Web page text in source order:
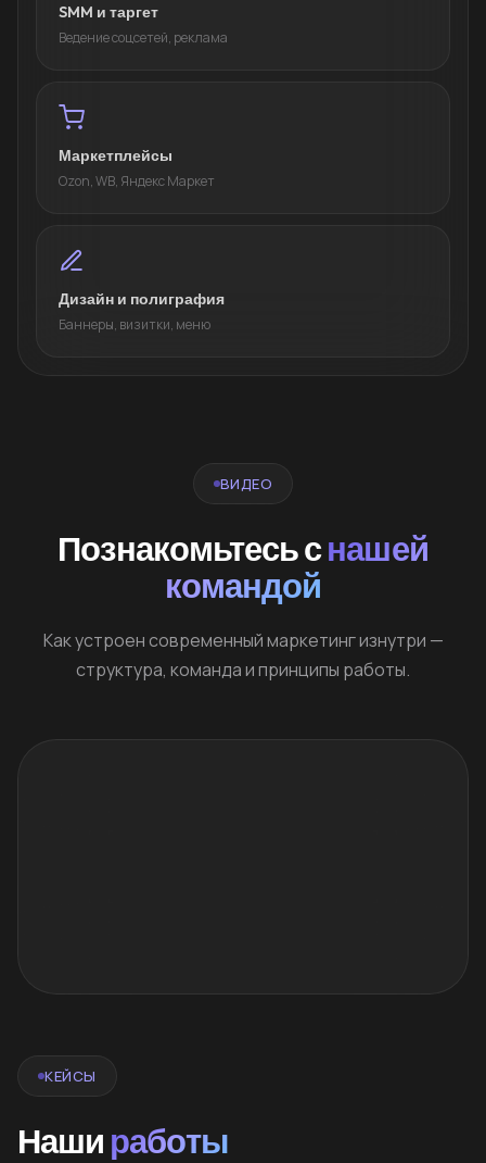
SMM и таргет
Ведение соцсетей, реклама
Маркетплейсы
Ozon, WB, Яндекс Маркет
Дизайн и полиграфия
Баннеры, визитки, меню
ВИДЕО
Познакомьтесь снашей
командой
Как устроен современный маркетинг изнутри —
структура, команда и принципы работы.
КЕЙСЫ
Наши работы